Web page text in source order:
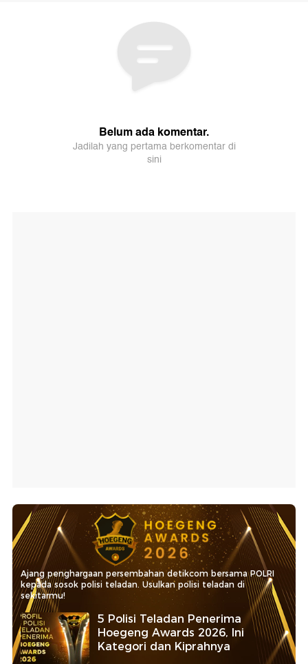
Ajang penghargaan persembahan detikcom bersama POLRI
kepada sosok polisi teladan. Usulkan polisi teladan di
sekitarmu!
5 Polisi Teladan Penerima
Hoegeng Awards 2026, Ini
Kategori dan Kiprahnya